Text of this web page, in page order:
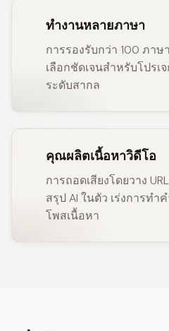
ทำงานหลายภาษา
การรองรับกว่า 100 ภาษ
เลือกชัดเจนสำหรับโปร
ระดับสากล
คุณผลิตเนื้อหาวิดีโอ
การถอดเสียงโดยวาง
สรุป AI ในตัว เร่งการทำ
โพสเนื้อหา